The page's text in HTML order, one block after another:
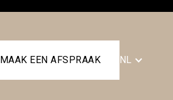
MAAK EEN AFSPRAAK NL